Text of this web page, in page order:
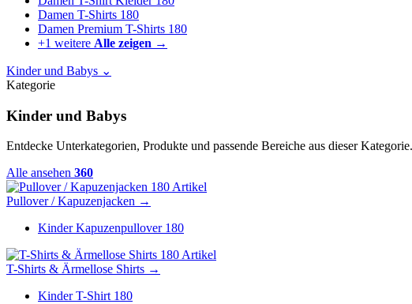
Damen T-Shirts 180
Damen Premium T-Shirts 180
+1 weitere Alle zeigen →
Kinder und Babys ⌄
Kategorie
Kinder und Babys
Entdecke Unterkategorien, Produkte und passende Bereiche aus dieser Kategorie.
Alle ansehen 360
180 Artikel
Pullover / Kapuzenjacken →
Kinder Kapuzenpullover 180
180 Artikel
T-Shirts & Ärmellose Shirts →
Kinder T-Shirt 180